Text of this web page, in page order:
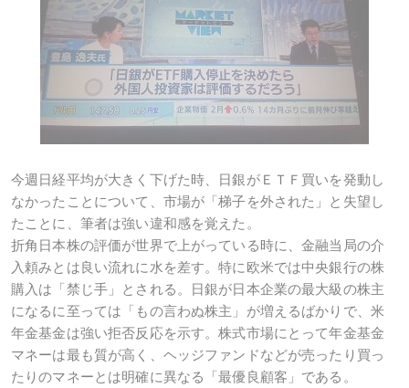
今週日経平均が大きく下げた時、日銀がＥＴＦ買いを発動し
なかったことについて、市場が「梯子を外された」と失望し
たことに、筆者は強い違和感を覚えた。
折角日本株の評価が世界で上がっている時に、金融当局の介
入頼みとは良い流れに水を差す。特に欧米では中央銀行の株
購入は「禁じ手」とされる。日銀が日本企業の最大級の株主
になるに至っては「もの言わぬ株主」が増えるばかりで、米
年金基金は強い拒否反応を示す。株式市場にとって年金基金
マネーは最も質が高く、ヘッジファンドなどが売ったり買っ
たりのマネーとは明確に異なる「最優良顧客」である。